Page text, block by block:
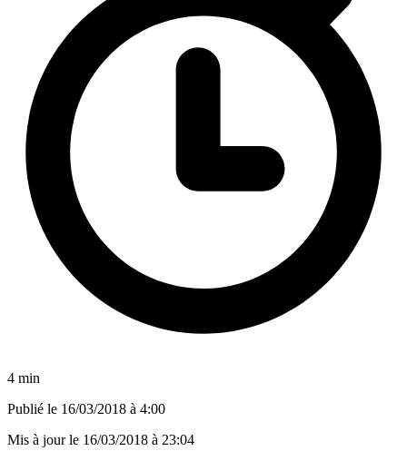
4 min
Publié le 16/03/2018 à 4:00
Mis à jour le 16/03/2018 à 23:04